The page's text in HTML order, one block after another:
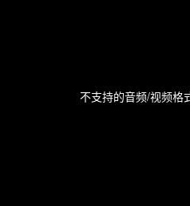
不支持的音频/视频格